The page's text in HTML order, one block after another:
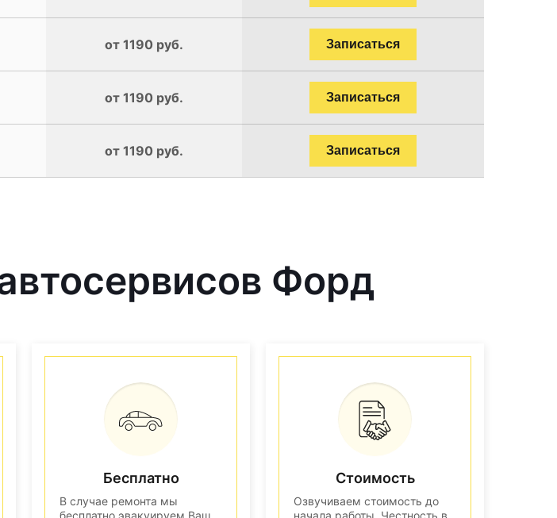
от 1190 руб. Записаться
от 1190 руб. Записаться
от 1190 руб. Записаться
Форд
Бесплатно
В случае ремонта мы
бесплатно эвакуируем Ваш
Стоимость
Озвучиваем стоимость до
начала работы. Честность в